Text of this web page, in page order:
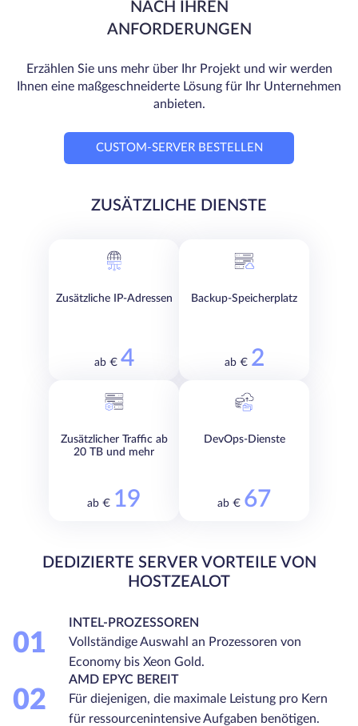
NACH IHREN
ANFORDERUNGEN
Erzählen Sie uns mehr über Ihr Projekt und wir werden
Ihnen eine maßgeschneiderte Lösung für Ihr Unternehmen
anbieten.
CUSTOM-SERVER BESTELLEN
ZUSÄTZLICHE DIENSTE
Zusätzliche IP-Adressen
ab € 4
Backup-Speicherplatz
ab € 2
Zusätzlicher Traffic ab
20 TB und mehr
ab € 19
DevOps-Dienste
ab € 67
DEDIZIERTE SERVER VORTEILE VON
HOSTZEALOT
01
INTEL-PROZESSOREN
Vollständige Auswahl an Prozessoren von
Economy bis Xeon Gold.
02
AMD EPYC BEREIT
Für diejenigen, die maximale Leistung pro Kern
für ressourcenintensive Aufgaben benötigen.